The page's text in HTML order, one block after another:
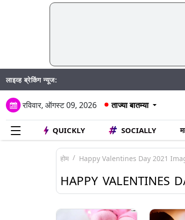
लाइव्ह ब्रेकिंग न्यूज:
रविवार, ऑगस्ट 09, 2026 ताज्या बातम्या
QUICKLY SOCIALLY
होम Happy Valentines Day 2021
HAPPY VALENTINES